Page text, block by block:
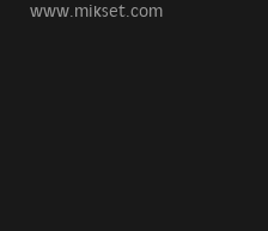
www.mikset.com